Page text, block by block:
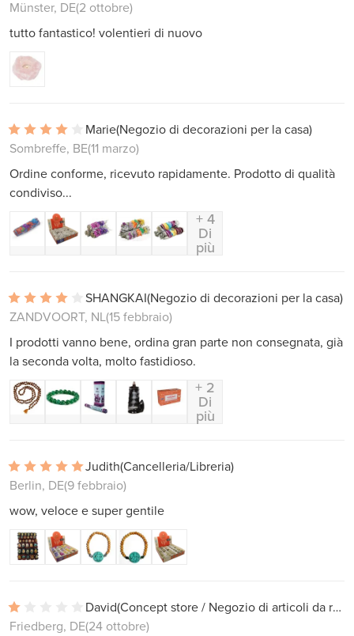
Münster, DE(2 ottobre)
tutto fantastico! volentieri di nuovo
Marie(Negozio di decorazioni per la casa)
Sombreffe, BE(11 marzo)
Ordine conforme, ricevuto rapidamente. Prodotto di qualità
condiviso...
+ 4
Di
più
SHANGKAI(Negozio di decorazioni per la casa)
ZANDVOORT, NL(15 febbraio)
I prodotti vanno bene, ordina gran parte non consegnata, già
la seconda volta, molto fastidioso.
+ 2
Di
più
Judith(Cancelleria/Libreria)
Berlin, DE(9 febbraio)
wow, veloce e super gentile
David
(Concept store / Negozio di articoli da regalo)
Friedberg, DE(24 ottobre)